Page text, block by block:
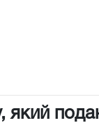
який